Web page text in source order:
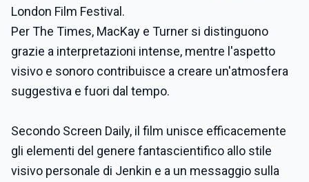
London Film Festival.
Per The Times, MacKay e Turner si distinguono
grazie a interpretazioni intense, mentre l'aspetto
visivo e sonoro contribuisce a creare un'atmosfera
suggestiva e fuori dal tempo.
Secondo Screen Daily, il film unisce efficacemente
gli elementi del genere fantascientifico allo stile
visivo personale di Jenkin e a un messaggio sulla